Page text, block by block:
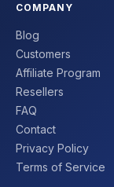
COMPANY
Blog
Customers
Affiliate Program
Resellers
FAQ
Contact
Privacy Policy
Terms of Service